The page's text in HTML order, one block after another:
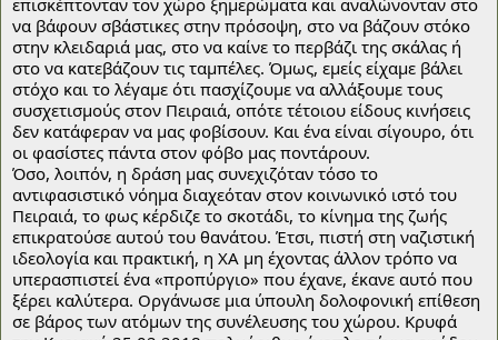
να βάφουν σβάστικες στην πρόσοψη, στο να βάζουν στόκο
στην κλειδαριά μας, στο να καίνε το περβάζι της σκάλας ή
στο να κατεβάζουν τις ταμπέλες. Όμως, εμείς είχαμε βάλει
στόχο και το λέγαμε ότι πασχίζουμε να αλλάξουμε τους
συσχετισμούς στον Πειραιά, οπότε τέτοιου είδους κινήσεις
δεν κατάφεραν να μας φοβίσουν. Και ένα είναι σίγουρο, ότι
οι φασίστες πάντα στον φόβο μας ποντάρουν.
Όσο, λοιπόν, η δράση μας συνεχιζόταν τόσο το
αντιφασιστικό νόημα διαχεόταν στον κοινωνικό ιστό του
Πειραιά, το φως κέρδιζε το σκοτάδι, το κίνημα της ζωής
επικρατούσε αυτού του θανάτου. Έτσι, πιστή στη ναζιστική
ιδεολογία και πρακτική, η ΧΑ μη έχοντας άλλον τρόπο να
υπερασπιστεί ένα «προπύργιο» που έχανε, έκανε αυτό που
ξέρει καλύτερα. Οργάνωσε μια ύπουλη δολοφονική επίθεση
σε βάρος των ατόμων της συνέλευσης του χώρου. Κρυφά